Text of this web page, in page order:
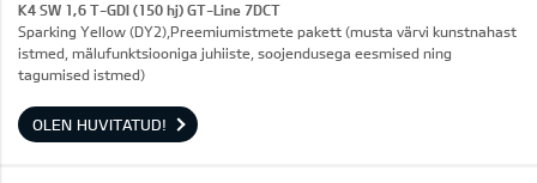
K4 SW 1,6 T-GDI (150 hj) GT-Line 7DCT
Sparking Yellow (DY2),Preemiumistmete pakett (musta värvi kunstnahast
istmed, mälufunktsiooniga juhiiste, soojendusega eesmised ning
tagumised istmed)
OLEN HUVITATUD!